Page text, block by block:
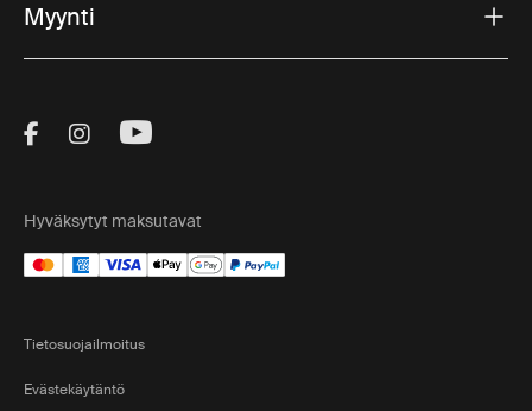
Myynti
Visit Thule on Facebook (external link)
Visit Thule on Instagram (external link)
Visit Thule on Youtube (external
Hyväksytyt maksutavat
Tietosuojailmoitus
Evästekäytäntö